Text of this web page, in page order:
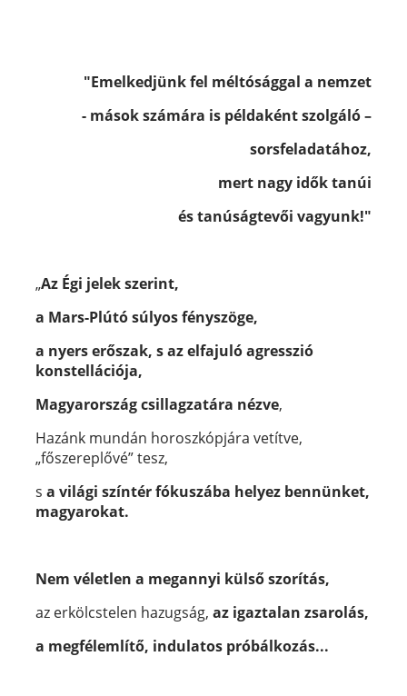
"Emelkedjünk fel méltósággal a nemzet
- mások számára is példaként szolgáló –
sorsfeladatához,
mert nagy idők tanúi
és tanúságtevői vagyunk!"
„Az Égi jelek szerint,
a Mars-Plútó súlyosfényszöge,
a nyers erőszak, s az elfajuló agresszió
konstellációja,
Magyarország csillagzatára nézve,
Hazánk mundán horoszkópjára vetítve,
„főszereplővé” tesz,
s a világi színtér fókuszába helyez bennünket,
magyarokat.
Nem véletlen a megannyi külső szorítás,
az erkölcstelen hazugság, az igaztalan zsarolás,
a megfélemlítő, indulatos próbálkozás...